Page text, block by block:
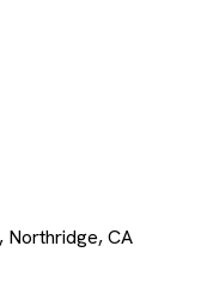
Northridge, CA